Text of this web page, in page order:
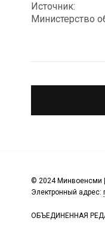
Источник:
Министерство
© 2024 Минвоенсми
Электронный адрес:
ОБЪЕДИНЕННАЯ